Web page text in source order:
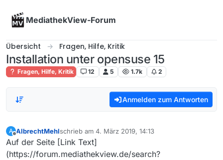
MediathekView-Forum
Übersicht Fragen, Hilfe, Kritik
Installation unter opensuse 15
Fragen, Hilfe, Kritik 12 5 1.7k 2
Anmelden zum Antworten
A
Offline
AlbrechtMehlschrieb am 4. März 2019, 14:13
zuletzt editiert von
Auf der Seite [Link Text]
(https://forum.mediathekview.de/search?